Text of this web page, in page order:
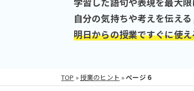
自分の気持ちや考えを伝える
明日からの授業ですぐに使
TOP »授業のヒント »ページ 6